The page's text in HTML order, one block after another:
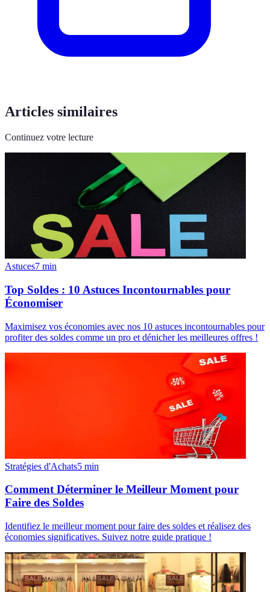
Articles similaires
Continuez votre lecture
Astuces7 min
Top Soldes : 10 Astuces Incontournables pour
Économiser
Maximisez vos économies avec nos 10 astuces incontournables pour
profiter des soldes comme un pro et dénicher les meilleures offres !
Stratégies d'Achats5 min
Comment Déterminer le Meilleur Moment pour
Faire des Soldes
Identifiez le meilleur moment pour faire des soldes et réalisez des
économies significatives. Suivez notre guide pratique !